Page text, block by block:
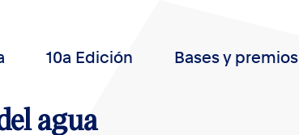
10a Edición Bases y premios
agua